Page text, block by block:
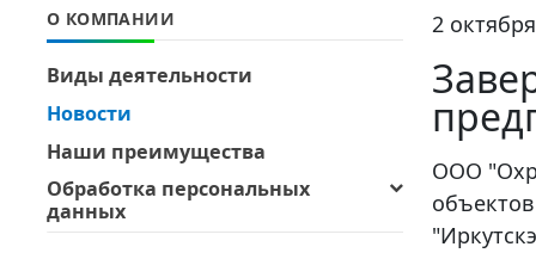
ОФИЦИАЛЬНЫЕ
ДОКУМЕНТЫ
ОБРАТНАЯ СВЯЗЬ
ОТЗЫВЫ КЛИЕНТОВ
ОБРАБОТКА
ОФИЦИАЛЬНЫЕ
ОБРАТНАЯ СВЯЗЬ
ОТЗЫВЫ КЛИЕНТОВ
2
ООО
О КОМПАНИИ
Виды деятельности
Новости
Наши преимущества
Обработка персональных
данных